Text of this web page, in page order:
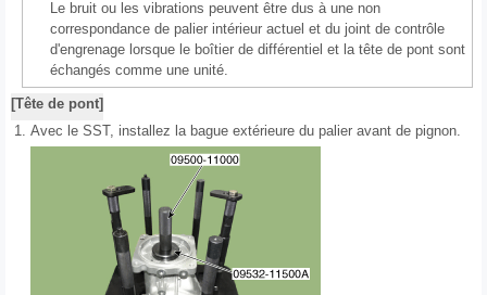
Le bruit ou les vibrations peuvent être dus à une non
correspondance de palier intérieur actuel et du joint de contrôle
d'engrenage lorsque le boîtier de différentiel et la tête de pont sont
échangés comme une unité.
[Tête de pont]
1. Avec le SST, installez la bague extérieure du palier avant de pignon.